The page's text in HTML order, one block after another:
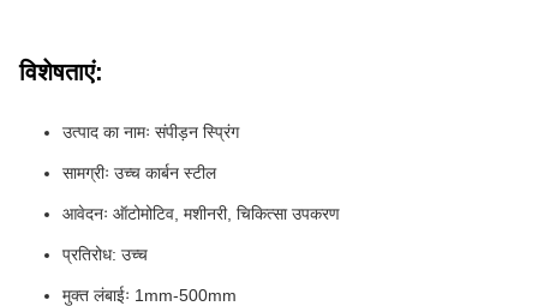
विशेषताएं:
उत्पाद का नामः संपीड़न स्प्रिंग
सामग्रीः उच्च कार्बन स्टील
आवेदनः ऑटोमोटिव, मशीनरी, चिकित्सा उपकरण
प्रतिरोध: उच्च
मुक्त लंबाईः 1mm-500mm